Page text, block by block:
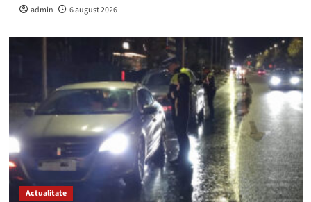
admin 6 august 2026
Actualitate